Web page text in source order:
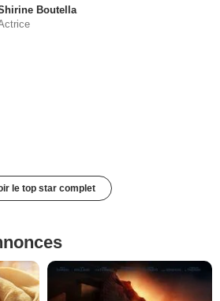
Boutella
le top star complet